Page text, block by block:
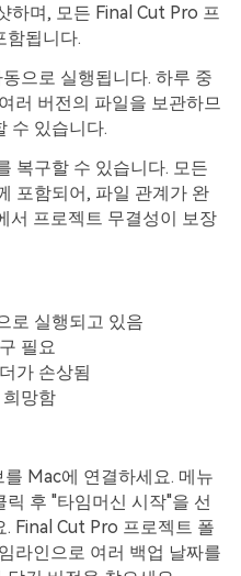
하며, 모든 Final Cut Pro 프
함됩니다.
으로 실행됩니다. 하루 중
러 버전의 파일을 보관하므
수 있습니다.
복구할 수 있습니다. 모든
포함되어, 파일 관계가 완
서 프로젝트 무결성이 보장
로 실행되고 있음
필요
가 손상됨
망함
Mac에 연결하세요. 메뉴
후 "타임머신 시작"을 선
Final Cut Pro 프로젝트 폴
라인으로 여러 백업 날짜를